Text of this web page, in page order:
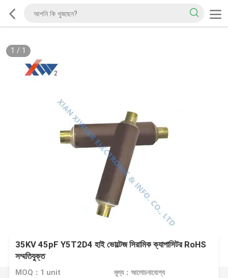
1 / 1
35KV 45pF Y5T2D4 হাই ভোল্টেজ সিরামিক ক্যাপাসিটর RoHS
সম্মতিযুক্ত
MOQ：1 unit মূল্য：আলোচনাযোগ্য